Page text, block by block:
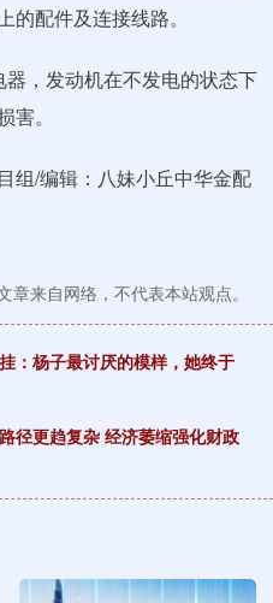
配件及连接线路。
，发动机在不发电的状态下
。
组/编辑：八妹小丘中华金配
章来自网络，不代表本站观点。
：杨子最讨厌的模样，她终于
径更趋复杂 经济萎缩强化财政